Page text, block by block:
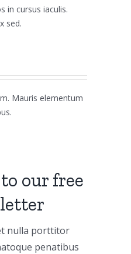
in cursus iaculis.
sed.
Mauris elementum
our free
nulla porttitor
penatibus